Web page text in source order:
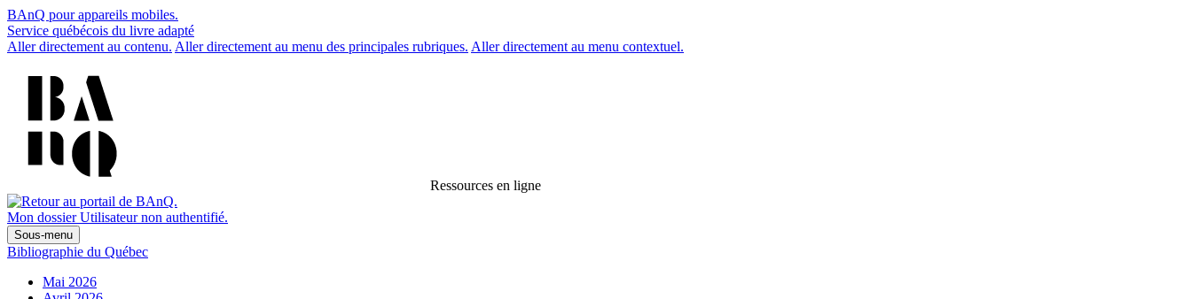
BAnQ pour appareils mobiles.
Service québécois du livre adapté
Aller directement au contenu. Aller directement au menu des principales rubriques. Aller directement au menu contextuel.
Ressources en ligne
Mon dossier Utilisateur non authentifié.
Sous-menu
Bibliographie du Québec
Mai 2026